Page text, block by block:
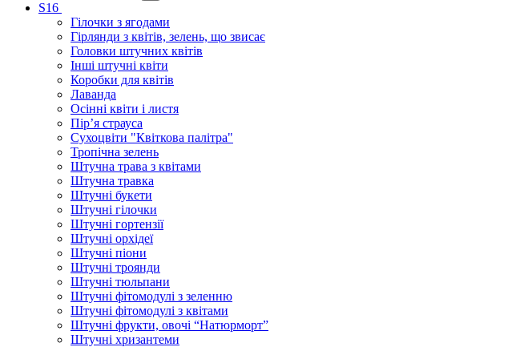
S16
Гілочки з ягодами
Гірлянди з квітів, зелень, що звисає
Головки штучних квітів
Інші штучні квіти
Коробки для квітів
Лаванда
Осінні квіти і листя
Пір’я страуса
Сухоцвіти "Квіткова палітра"
Тропічна зелень
Штучна трава з квітами
Штучна травка
Штучні букети
Штучні гілочки
Штучні гортензії
Штучні орхідеї
Штучні піони
Штучні троянди
Штучні тюльпани
Штучні фітомодулі з зеленню
Штучні фітомодулі з квітами
Штучні фрукти, овочі “Натюрморт”
Штучні хризантеми